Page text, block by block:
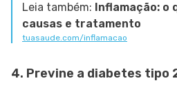
Leia também: Inflamação: o
causas e tratamento
tuasaude.com/inflamacao
4. Previne a diabetes tipo